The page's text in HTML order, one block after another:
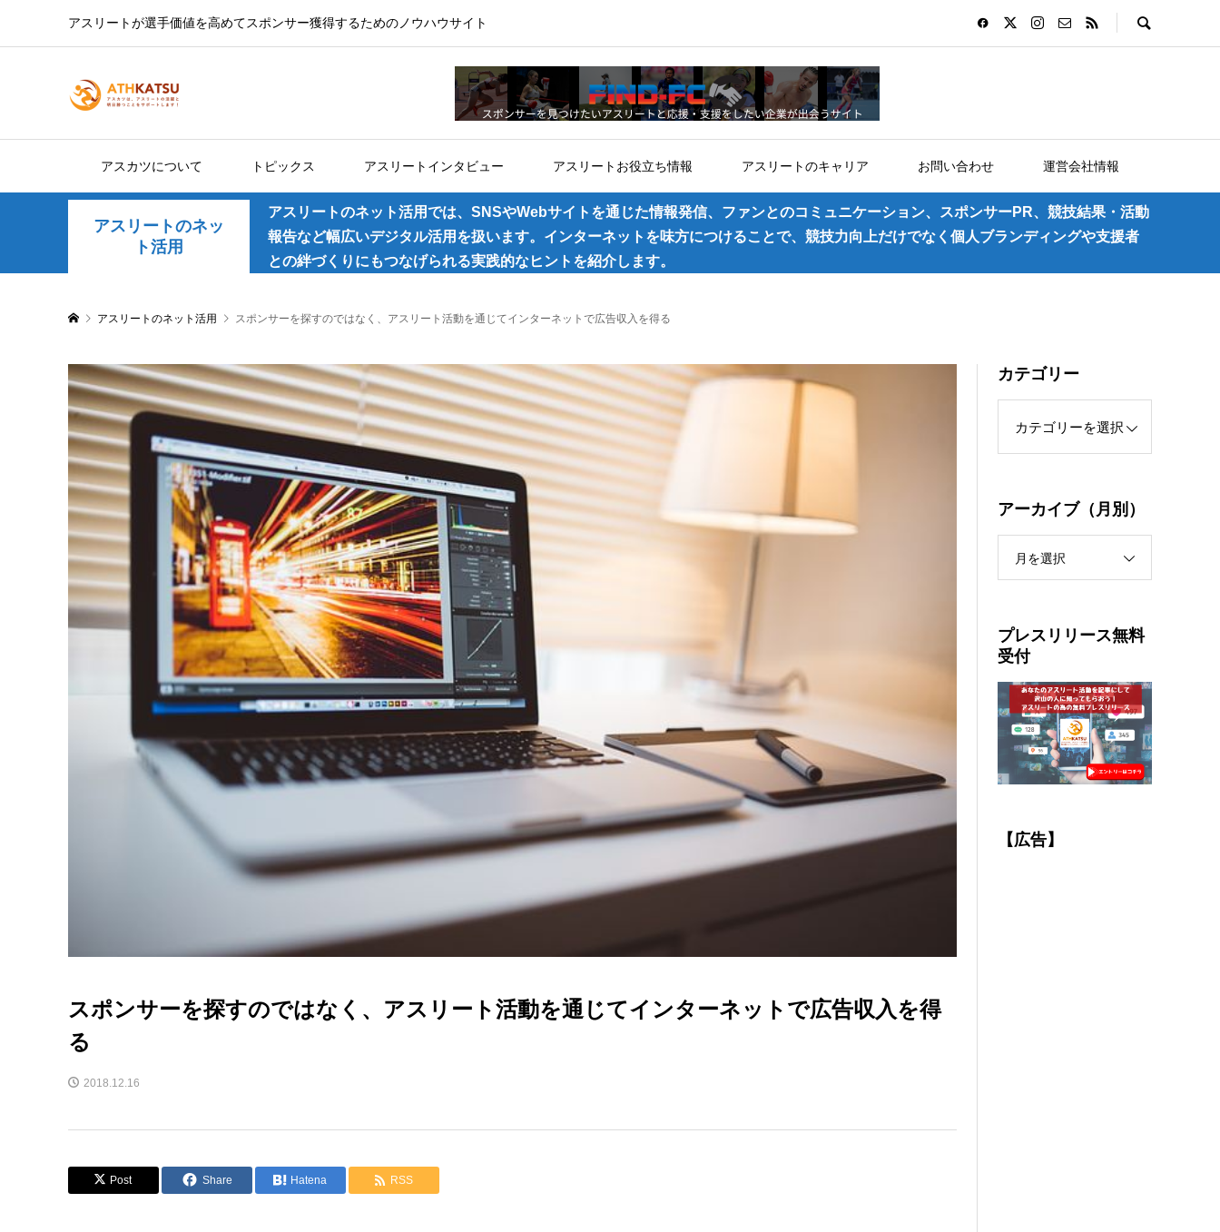
アスリートが選手価値を高めてスポンサー獲得するためのノウハウサイト
アスカツについて トピックス アスリートインタビュー アスリートお役立ち情報 アスリートのキャリア お問い合わせ 運営会社情報
アスリートのネッ
ト活用
アスリートのネット活用では、SNSやWebサイトを通じた情報発信、ファンとのコミュニケーション、スポンサーPR、競技結果・活動
報告など幅広いデジタル活用を扱います。インターネットを味方につけることで、競技力向上だけでなく個人ブランディングや支援者
との絆づくりにもつなげられる実践的なヒントを紹介します。
アスリートのネット活用 スポンサーを探すのではなく、アスリート活動を通じてインターネットで広告収入を得る
スポンサーを探すのではなく、アスリート活動を通じてインターネットで広告収入を得
る
2018.12.16
Post Share Hatena RSS
カテゴリー
アーカイブ（月別）
月を選択
プレスリリース無料
受付
【広告】